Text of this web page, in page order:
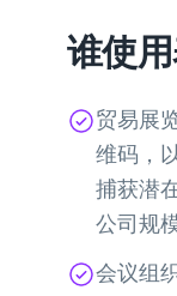
谁使
贸易展
维码，
捕获潜
公司规模
会议组